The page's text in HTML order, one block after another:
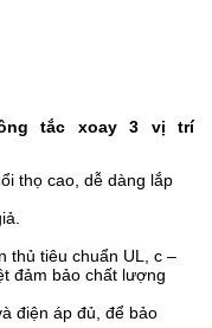
tắc xoay 3 vị trí
thọ cao, dễ dàng lắp
thủ tiêu chuẩn UL, c –
đảm bảo chất lượng
điện áp đủ, để bảo